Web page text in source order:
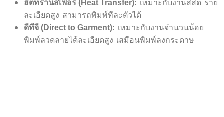
ฮีตทรานส์เฟอร์ (Heat Transfer): เหมาะกับงานสีสด ราย
ละเอียดสูง สามารถพิมพ์ทีละตัวได้
ดีทีจี (Direct to Garment): เหมาะกับงานจำนวนน้อย
พิมพ์ลวดลายได้ละเอียดสูง เสมือนพิมพ์ลงกระดาษ